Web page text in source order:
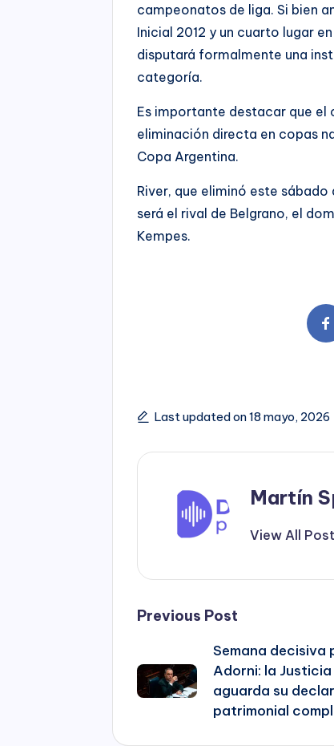
campeonatos de liga. Si bien
Inicial 2012 y un cuarto lugar
disputará formalmente una
categoría.
Es importante destacar que el
eliminación directa en copas
Copa Argentina.
River, que eliminó este sábado
será el rival de Belgrano, el
Kempes.
Last updated on 18 mayo, 2026
Martín
View All
Post
navigation
Previous Post
Semana decisiva
Adorni: la Justicia
aguarda su
patrimonial